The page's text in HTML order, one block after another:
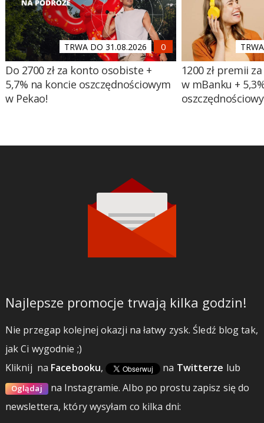
TRWA DO 31.08.2026
Do 2700 zł za konto osobiste +
5,7% na koncie oszczędnościowym
w Pekao!
1200 zł premii
w mBanku +
Najlepsze promocje trwają kilka godzin!
Nie przegap kolejnej okazji na łatwy zysk. Śledź blog tak,
jak Ci wygodnie ;)
Kliknij na Facebooku, na Twitterze lub
Oglądaj na Instagramie.Albo po prostu zapisz się do
newslettera, który wysyłam co kilka dni: